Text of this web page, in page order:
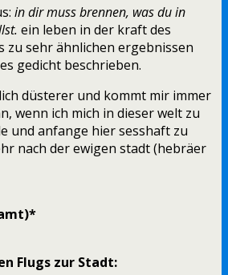
in dir muss brennen, was du in
ein leben in der kraft des
zu sehr ähnlichen ergebnissen
gedicht beschrieben.
düsterer und kommt mir immer
wenn ich mich in dieser welt zu
und anfange hier sesshaft zu
nach der ewigen stadt (hebräer
Flugs zur Stadt: